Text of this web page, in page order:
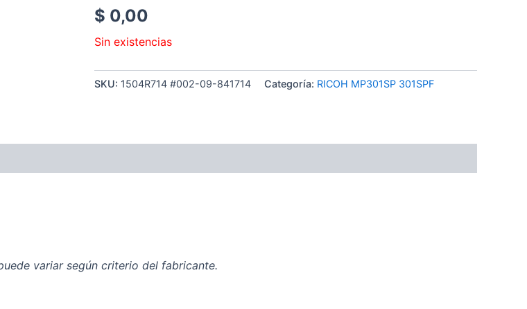
$ 0,00
Sin existencias
SKU: 1504R714 #002-09-841714 Categoría: RICOH MP301SP 301SPF
variar según criterio del fabricante.